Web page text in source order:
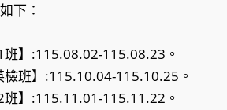
下：
班】:115.08.02-115.08.23。
檢班】:115.10.04-115.10.25。
班】:115.11.01-115.11.22。